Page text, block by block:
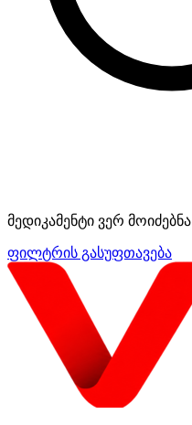
მედიკამენტი ვერ მოიძებნა
ფილტრის გასუფთავება